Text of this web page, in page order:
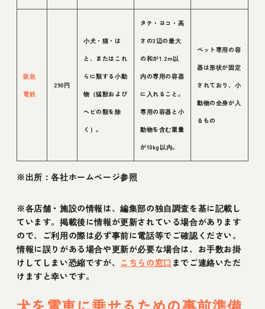
阪急
電鉄
290円
小犬・猫・は
と、またはこれ
らに類する小動
物（猛獣および
ヘビの類を除
く）。
タテ・ヨコ・高
さの3辺の最大
の和が1.2m以
内の専用の容器
に入れること。
専用の容器と小
動物を含む重量
が10kg以内。
ペット専用の容
器は形状が固定
されており、小
動物の全身が入
るもの
※出所：各社ホームページ参照
※各店舗・施設の情報は、編集部の独自調査を基に記載し
ています。掲載後に情報が更新されている場合があります
ので、ご利用の際は必ず事前に電話等でご確認ください。
情報に誤りがある場合や更新が必要な場合は、お手数お掛
けしてしまい恐縮ですが、 こちらの窓口 までご連絡いただ
けますと幸いです。